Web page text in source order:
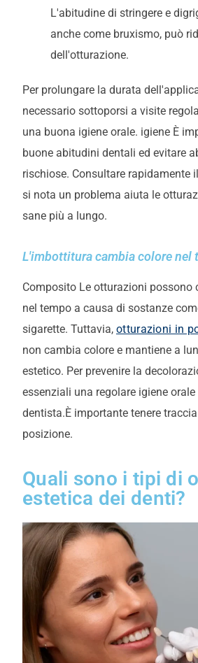
L'abitudine di stringere e
anche come bruxismo, può
dell'otturazione.
Per prolungare la durata
necessario sottoporsi a visite
una buona igiene orale. igiene È
buone abitudini dentali ed evitare
rischiose. Consultare rapidamente
si nota un problema aiuta le
sane più a lungo.
L'imbottitura cambia colore nel
Composito Le otturazioni possono
nel tempo a causa di sostanze
sigarette. Tuttavia, otturazioni in
non cambia colore e mantiene a
estetico. Per prevenire la
essenziali una regolare igiene orale
dentista.È importante tenere
posizione.
Quali sono i tipi di
estetica dei denti?